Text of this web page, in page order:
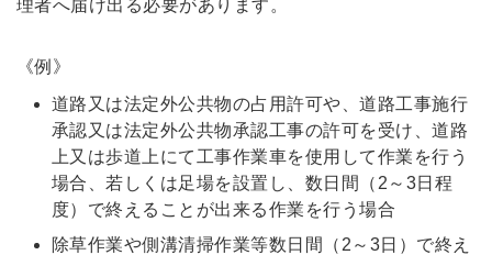
理者へ届け出る必要があります。
《例》
道路又は法定外公共物の占用許可や、道路工事施行
承認又は法定外公共物承認工事の許可を受け、道路
上又は歩道上にて工事作業車を使用して作業を行う
場合、若しくは足場を設置し、数日間（2～3日程
度）で終えることが出来る作業を行う場合
除草作業や側溝清掃作業等数日間（2～3日）で終え